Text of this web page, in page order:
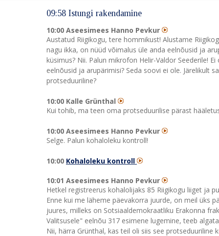
09:58 Istungi rakendamine
10:00 Aseesimees Hanno Pevkur
Austatud Riigikogu, tere hommikust! Alustame
nagu ikka, on nüüd võimalus üle anda eelnõusid ja
küsimus? Nii. Palun mikrofon Helir-Valdor Seederile!
eelnõusid ja arupärimisi? Seda soovi ei ole. Järelikult
protseduuriline?
10:00 Kalle Grünthal
Kui tohib, ma teen oma protseduurilise pärast
10:00 Aseesimees Hanno Pevkur
Selge. Palun kohaloleku kontroll!
10:00 Kohaloleku kontroll
10:01 Aseesimees Hanno Pevkur
Hetkel registreerus kohalolijaks 85 Riigikogu liiget ja
Enne kui me läheme päevakorra juurde, on meil üks
juures, milleks on Sotsiaaldemokraatliku Erakonna
Valitsusele" eelnõu 317 esimene lugemine, teeb
Nii, härra Grünthal, kas teil oli siis see protseduuriline